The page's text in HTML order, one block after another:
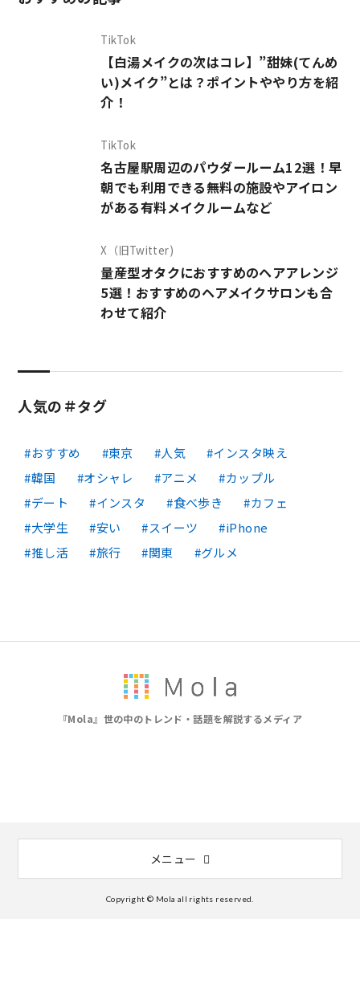
TikTok
【白湯メイクの次はコレ】”甜妹(てんめ
い)メイク”とは？ポイントややり方を紹
介！
TikTok
名古屋駅周辺のパウダールーム12選！早
朝でも利用できる無料の施設やアイロン
がある有料メイクルームなど
X（旧Twitter)
量産型オタクにおすすめのヘアアレンジ
5選！おすすめのヘアメイクサロンも合
わせて紹介
人気の＃タグ
おすすめ 東京 人気
インスタ映え
韓国
オシャレ アニメ
カップル
デート
インスタ 食べ歩き
カフェ
大学生
安い スイーツ
iPhone
推し活
旅行 関東 グルメ
『Mola』世の中のトレンド・話題を解説するメディア
メニュー
Copyright © Mola all rights reserved.